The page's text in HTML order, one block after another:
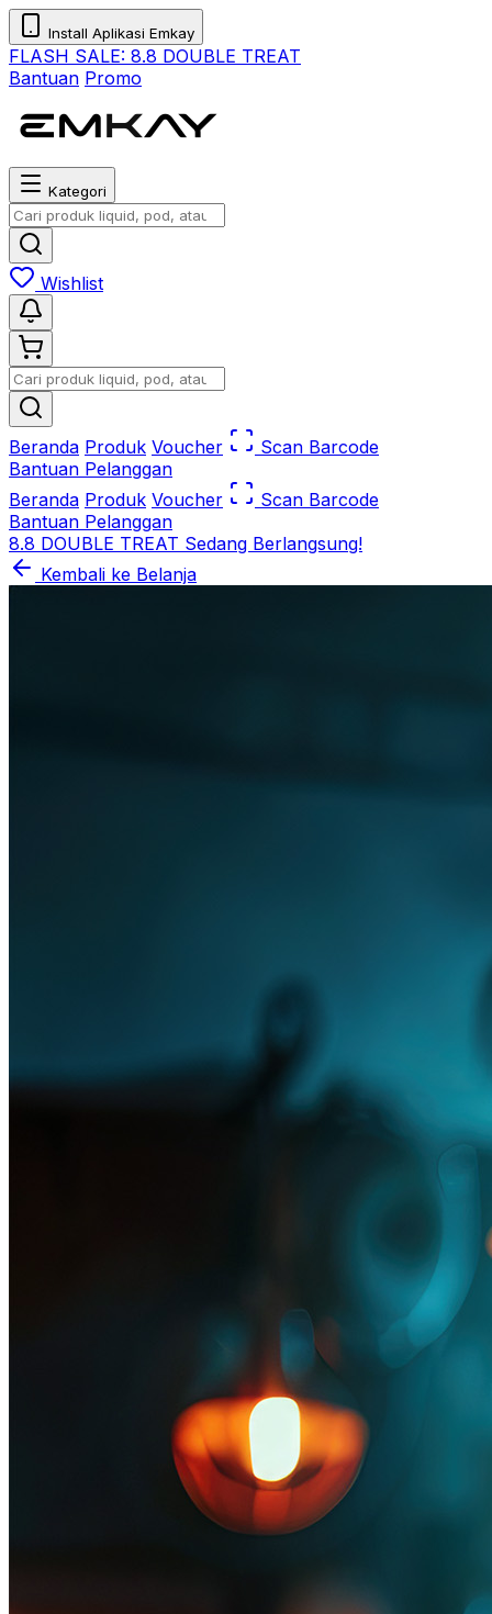
Install Aplikasi Emkay
FLASH SALE: 8.8 DOUBLE TREAT
Bantuan Promo
Kategori
Wishlist
Beranda Produk Voucher
Scan Barcode
Bantuan Pelanggan
Beranda Produk Voucher
Scan Barcode
Bantuan Pelanggan
8.8 DOUBLE TREAT Sedang Berlangsung!
Kembali ke Belanja